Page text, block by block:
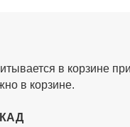
в корзине
в корзине.